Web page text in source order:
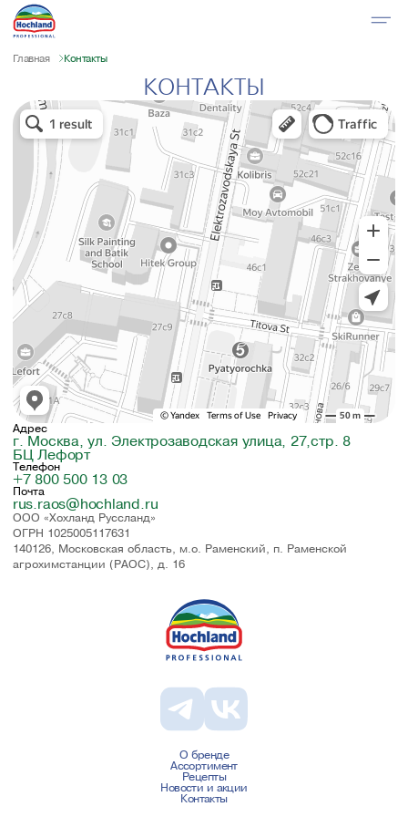
Главная Контакты
КОНТАКТЫ
Адрес
г. Москва, ул. Электрозаводская улица, 27,стр. 8
БЦ Лефорт
Телефон
+7 800 500 13 03
Почта
rus.raos@hochland.ru
ООО «Хохланд Руссланд»
ОГРН 1025005117631
140126, Московская область, м.о. Раменский, п. Раменской
агрохимстанции (РАОС), д. 16
О бренде
Ассортимент
Рецепты
Новости и акции
Контакты